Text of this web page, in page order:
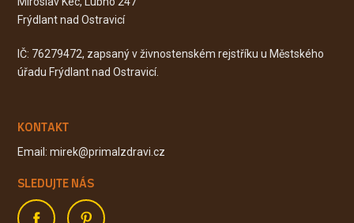
Frýdlant nad Ostravicí
IČ: 76279472, zapsaný v živnostenském rejstříku u Městského
úřadu Frýdlant nad Ostravicí.
KONTAKT
Email: mirek@primalzdravi.cz
SLEDUJTE NÁS